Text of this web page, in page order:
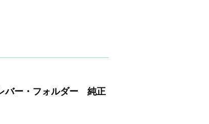
バー・フォルダー 純正